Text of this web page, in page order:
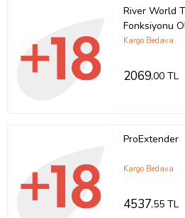
River World
Fonksiyonu
Pe nis
Kargo Bedava
2069,00 TL
ProExtender
Kargo Bedava
4537,55 TL